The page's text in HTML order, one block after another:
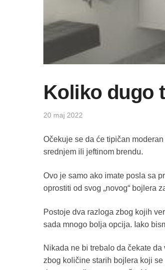
Koliko dugo
20 maj 2022
Očekuje se da će tipičan
srednjem ili jeftinom brendu.
Ovo je samo ako imate posla sa
oprostiti od svog „novog“ bojlera
Postoje dva razloga zbog kojih
sada mnogo bolja opcija. Iako
Nikada ne bi trebalo da čekate
zbog količine starih bojlera koji